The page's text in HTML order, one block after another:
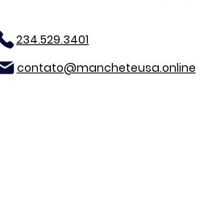
234.529.3401
contato@mancheteusa.online